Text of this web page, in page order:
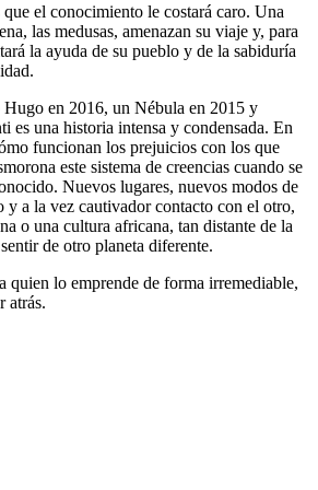
el conocimiento le costará caro. Una
las medusas, amenazan su viaje y, para
la ayuda de su pueblo y de la sabiduría
en 2016, un Nébula en 2015 y
es una historia intensa y condensada. En
funcionan los prejuicios con los que
este sistema de creencias cuando se
Nuevos lugares, nuevos modos de
y a la vez cautivador contacto con el otro,
o una cultura africana, tan distante de la
de otro planeta diferente.
quien lo emprende de forma irremediable,
atrás.